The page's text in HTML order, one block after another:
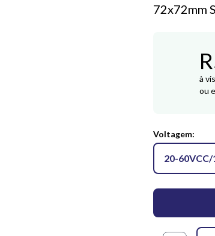
72x72mm
à
ou
Voltagem:
20-